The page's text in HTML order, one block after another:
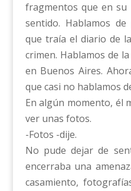
fragmentos que en su
sentido. Hablamos
que traía el diario de
crimen. Hablamos de
en Buenos Aires.
que casi no hablamos
En algún momento, él
ver unas fotos.
-Fotos -dije.
No pude dejar de
encerraba una
casamiento,